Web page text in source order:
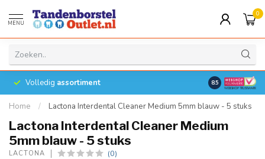
MENU
0
Volledig assortiment 8.5
Home / Lactona Interdental Cleaner Medium 5mm blauw - 5 stuks
Lactona Interdental Cleaner Medium
5mm blauw - 5 stuks
LACTONA (0)